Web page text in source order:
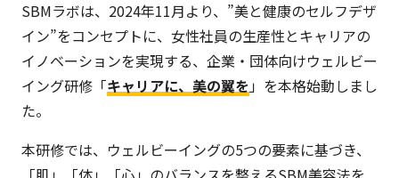
SBMラボは、2024年11月より、”美と健康のセルフデザ
イン”をコンセプトに、女性社員の生産性とキャリアの
イノベーションを実現する、企業・団体向けウェルビー
イング研修「キャリアに、美の翼を 」を本格始動しまし
た。
本研修では、ウェルビーイングの5つの要素に基づき、